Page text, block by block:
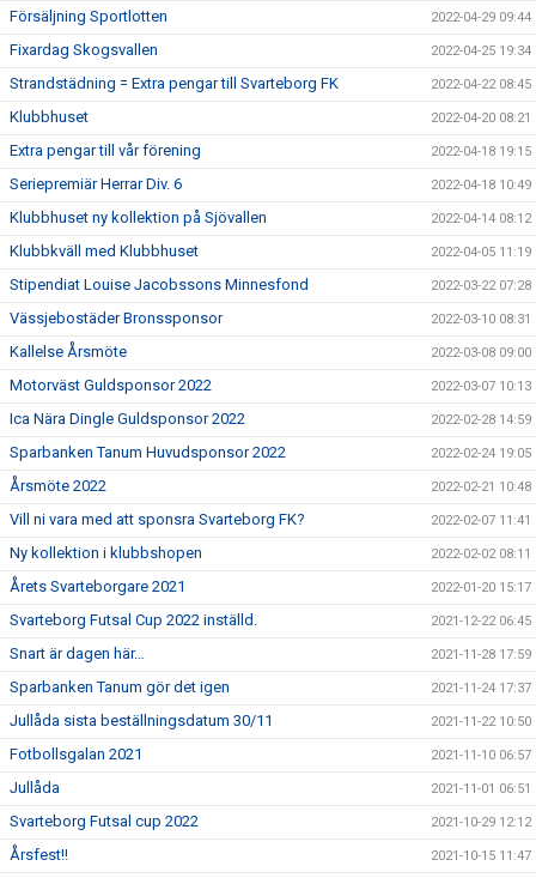
Försäljning Sportlotten 2022-04-29 09:44
Fixardag Skogsvallen 2022-04-25 19:34
Strandstädning = Extra pengar till Svarteborg FK 2022-04-22 08:45
Klubbhuset 2022-04-20 08:21
Extra pengar till vår förening 2022-04-18 19:15
Seriepremiär Herrar Div. 6 2022-04-18 10:49
Klubbhuset ny kollektion på Sjövallen 2022-04-14 08:12
Klubbkväll med Klubbhuset 2022-04-05 11:19
Stipendiat Louise Jacobssons Minnesfond 2022-03-22 07:28
Vässjebostäder Bronssponsor 2022-03-10 08:31
Kallelse Årsmöte 2022-03-08 09:00
Motorväst Guldsponsor 2022 2022-03-07 10:13
Ica Nära Dingle Guldsponsor 2022 2022-02-28 14:59
Sparbanken Tanum Huvudsponsor 2022 2022-02-24 19:05
Årsmöte 2022 2022-02-21 10:48
Vill ni vara med att sponsra Svarteborg FK? 2022-02-07 11:41
Ny kollektion i klubbshopen 2022-02-02 08:11
Årets Svarteborgare 2021 2022-01-20 15:17
Svarteborg Futsal Cup 2022 inställd. 2021-12-22 06:45
Snart är dagen här… 2021-11-28 17:59
Sparbanken Tanum gör det igen 2021-11-24 17:37
Jullåda sista beställningsdatum 30/11 2021-11-22 10:50
Fotbollsgalan 2021 2021-11-10 06:57
Jullåda 2021-11-01 06:51
Svarteborg Futsal cup 2022 2021-10-29 12:12
Årsfest!! 2021-10-15 11:47